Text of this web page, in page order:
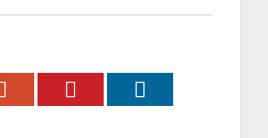
Google+Pinterest